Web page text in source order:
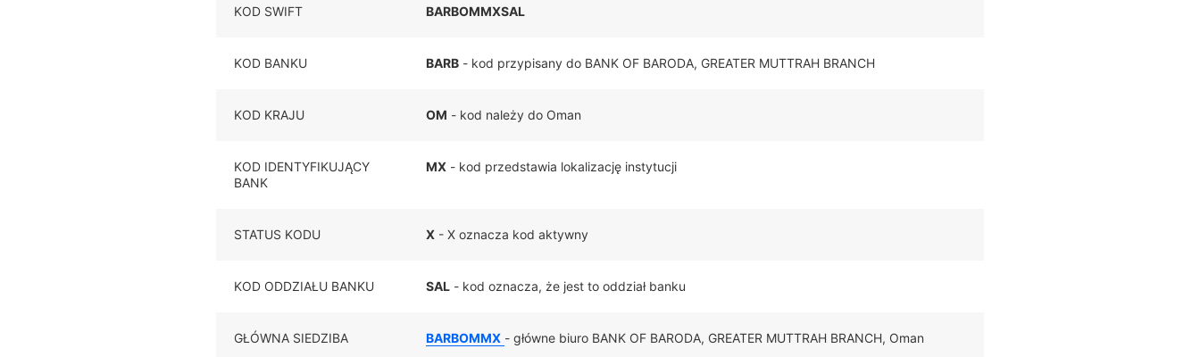
KOD SWIFT BARBOMMXSAL
KOD BANKU BARB - kod przypisany do BANK OF BARODA, GREATER MUTTRAH BRANCH
KOD KRAJU OM - kod należy do Oman
KOD IDENTYFIKUJĄCY
BANK
MX - kod przedstawia lokalizację instytucji
STATUS KODU X - X oznacza kod aktywny
KOD ODDZIAŁU BANKU SAL - kod oznacza, że jest to oddział banku
GŁÓWNA SIEDZIBA BARBOMMX - główne biuro BANK OF BARODA, GREATER MUTTRAH BRANCH, Oman